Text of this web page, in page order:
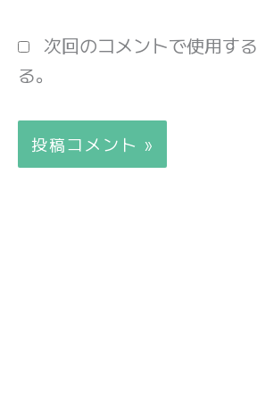
次回のコメントで使用す
る。